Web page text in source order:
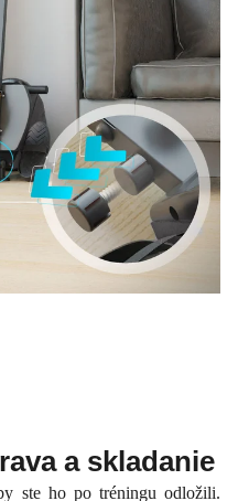
a skladanie
ste ho po tréningu odložili.